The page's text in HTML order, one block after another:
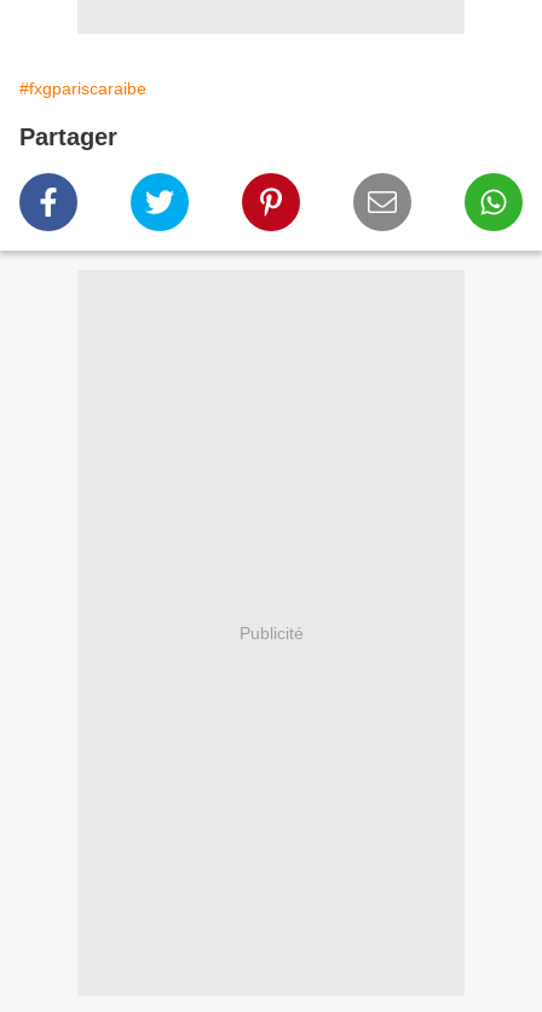
#fxgpariscaraibe
Partager
Publicité